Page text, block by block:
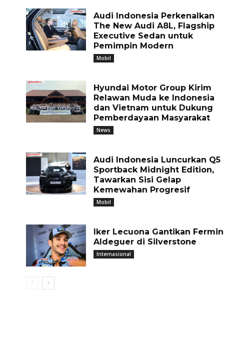
Audi Indonesia Perkenalkan
The New Audi A8L, Flagship
Executive Sedan untuk
Pemimpin Modern
Mobil
Hyundai Motor Group Kirim
Relawan Muda ke Indonesia
dan Vietnam untuk Dukung
Pemberdayaan Masyarakat
News
Audi Indonesia Luncurkan Q5
Sportback Midnight Edition,
Tawarkan Sisi Gelap
Kemewahan Progresif
Mobil
Iker Lecuona Gantikan Fermin
Aldeguer di Silverstone
Internasional